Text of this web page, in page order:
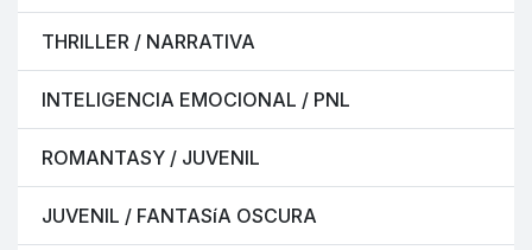
THRILLER / NARRATIVA
INTELIGENCIA EMOCIONAL / PNL
ROMANTASY / JUVENIL
JUVENIL / FANTASíA OSCURA